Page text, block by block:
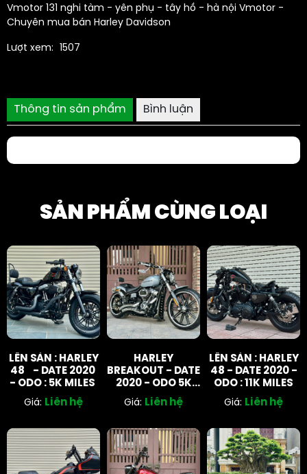
Vmotor 131 nghi tàm - yên phụ - tây hồ - hà nội Vmotor -
Chuyên mua bán Harley Davidson
Lượt xem: 1507
Thông tin sản phẩm Bình luận
SẢN PHẨM CÙNG LOẠI
LÊN SÀN : HARLEY
48 - DATE 2020
- ODO : 5K MILES
Giá: Liên hệ
HARLEY
BREAKOUT - DATE
2020 - ODO 5K
MILES
Giá: Liên hệ
LÊN SÀN : HARLEY
48 - DATE 2020 -
ODO : 11K MILES
Giá: Liên hệ